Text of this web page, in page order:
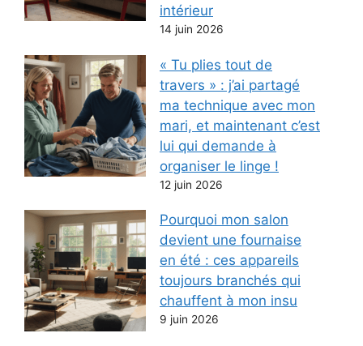
intérieur
14 juin 2026
« Tu plies tout de
travers » : j’ai partagé
ma technique avec mon
mari, et maintenant c’est
lui qui demande à
organiser le linge !
12 juin 2026
Pourquoi mon salon
devient une fournaise
en été : ces appareils
toujours branchés qui
chauffent à mon insu
9 juin 2026